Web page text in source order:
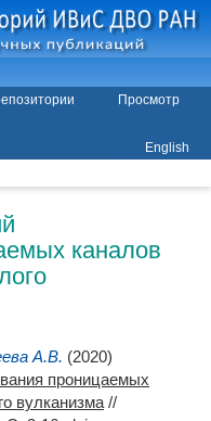
Просмотр
English
каналов
А.В. (2020)
проницаемых
вулканизма //